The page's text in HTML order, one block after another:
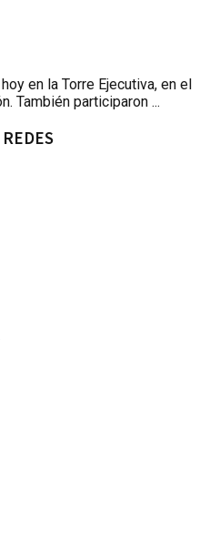
en la Torre Ejecutiva, en el
También participaron ...